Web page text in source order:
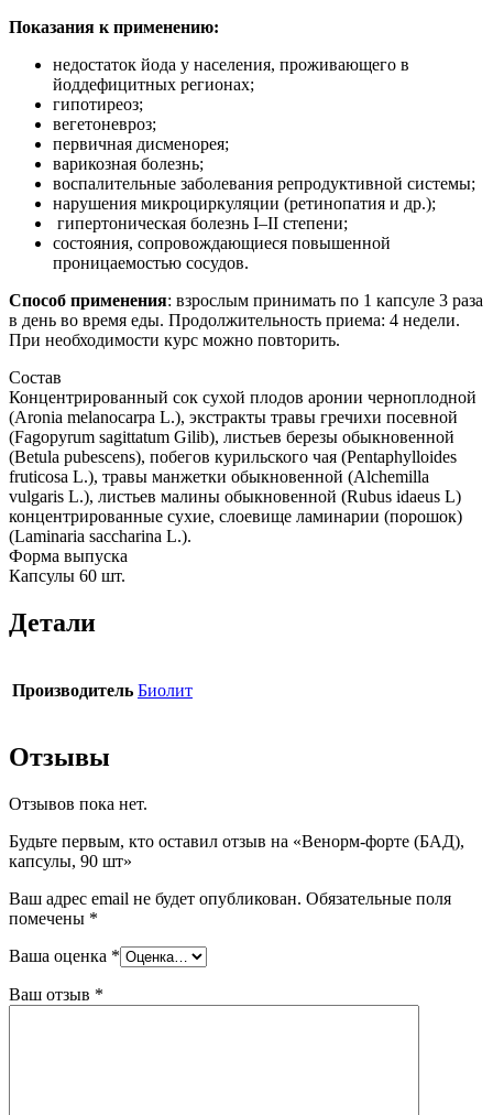
Показания к применению:
недостаток йода у населения, проживающего в
йоддефицитных регионах;
гипотиреоз;
вегетоневроз;
первичная дисменорея;
варикозная болезнь;
воспалительные заболевания репродуктивной системы;
нарушения микроциркуляции (ретинопатия и др.);
гипертоническая болезнь I–II степени;
состояния, сопровождающиеся повышенной
проницаемостью сосудов.
Способ применения: взрослым принимать по 1 капсуле 3 раза
в день во время еды. Продолжительность приема: 4 недели.
При необходимости курс можно повторить.
Состав
Концентрированный сок сухой плодов аронии черноплодной
(Aronia melanocarpa L.), экстракты травы гречихи посевной
(Fagopyrum sagittatum Gilib), листьев березы обыкновенной
(Betula pubescens), побегов курильского чая (Pentaphylloides
fruticosa L.), травы манжетки обыкновенной (Alchemilla
vulgaris L.), листьев малины обыкновенной (Rubus idaeus L)
концентрированные сухие, слоевище ламинарии (порошок)
(Laminaria saccharina L.).
Форма выпуска
Капсулы 60 шт.
Детали
Производитель Биолит
Отзывы
Отзывов пока нет.
Будьте первым, кто оставил отзыв на «Венорм-форте (БАД),
капсулы, 90 шт»
Ваш адрес email не будет опубликован. Обязательные поля
помечены *
Ваша оценка *
Ваш отзыв *